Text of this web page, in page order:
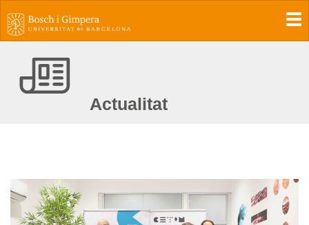
Actualitat